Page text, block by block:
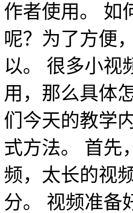
作者使用。 如
呢？为了方便
以。 很多小视
用，那么具体
们今天的教学
式方法。 首先
频，太长的视
分。 视频准备